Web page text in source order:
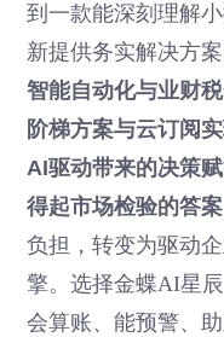
到一款能深刻理解
新提供务实解决方
智能自动化与业财
阶梯方案与云订阅
AI驱动带来的决策
得起市场检验的答
负担，转变为驱动
擎。选择金蝶AI星
会算账、能预警、